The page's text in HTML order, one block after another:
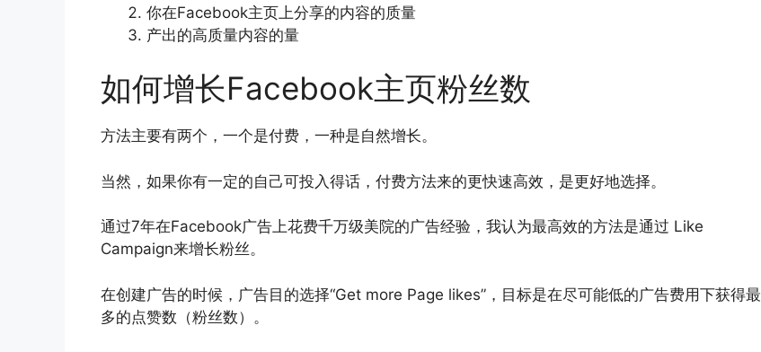
你在Facebook主页上分享的内容的质量
产出的高质量内容的量
如何增长Facebook主页粉丝数
方法主要有两个，一个是付费，一种是自然增长。
当然，如果你有一定的自己可投入得话，付费方法来的更快速高效，是更好地选择。
通过7年在Facebook广告上花费千万级美院的广告经验，我认为最高效的方法是通过 Like
Campaign来增长粉丝。
在创建广告的时候，广告目的选择“Get more Page likes”，目标是在尽可能低的广告费用下获得最
多的点赞数（粉丝数）。